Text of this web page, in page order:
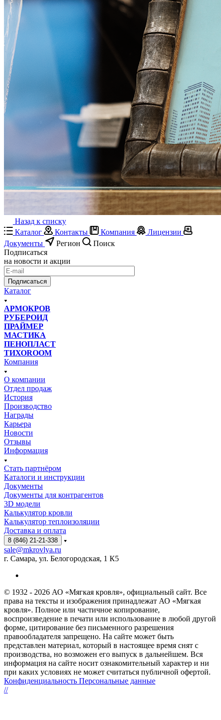
Назад к списку
Каталог
Контакты Компания
Лицензии
Документы
Регион
Поиск
Подписаться
на новости и акции
Подписаться
Каталог
АРМОКРОВ
РУБЕРОИД
ПРАЙМЕР
МАСТИКА
ПЕНОПЛАСТ
ТИХОROOM
Компания
О компании
Отдел продаж
История
Производство
Награды
Карьера
Новости
Отзывы
Информация
Стать партнёром
Каталоги и инструкции
Документы
Документы для контрагентов
3D модели
Калькулятор кровли
Калькулятор теплоизоляции
Доставка и оплата
8 (846) 21-21-338
sale@mkrovlya.ru
г. Самара, ул. Белогородская, 1 К5
© 1932 - 2026 АО «Мягкая кровля», официальный сайт. Все
права на тексты и изображения принадлежат АО «Мягкая
кровля». Полное или частичное копирование,
воспроизведение в печати или использование в любой другой
форме, цитирование без письменного разрешения
правообладателя запрещено. На сайте может быть
представлен материал, который в настоящее время снят с
производства, но возможен его выпуск в дальнейшем. Вся
информация на сайте носит ознакомительный характер и ни
при каких условиях не может считаться публичной офертой.
Конфиденциальность Персональные данные
//